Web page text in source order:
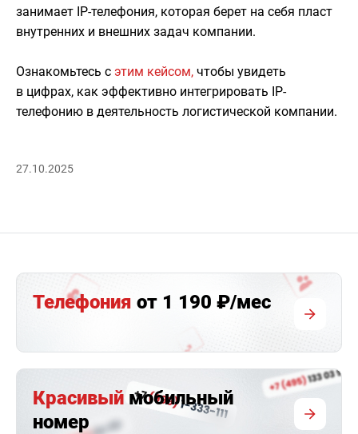
занимает IP-телефония, которая берет на себя пласт
внутренних и внешних задач компании.
Ознакомьтесь с этим кейсом, чтобы увидеть
в цифрах, как эффективно интегрировать IP-
телефонию в деятельность логистической компании.
27.10.2025
Телефония от 1 190 ₽/мес
Красивый мобильный
номер